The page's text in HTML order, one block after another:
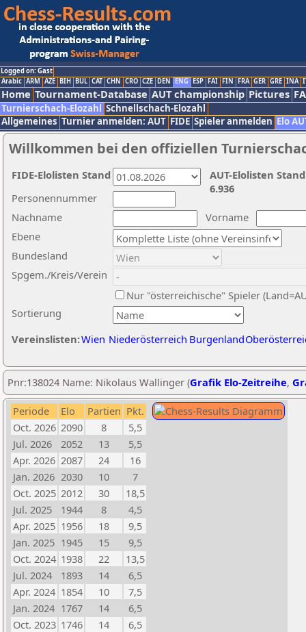
Logged on: Gast
Arabic ARM AZE BIH BUL CAT CHN CRO CZE DEN ENG ESP FAI FIN FRA GER GRE INA
Home Tournament-Database AUT championship Pictures
Turnierschach-Elozahl Schnellschach-Elozahl
Allgemeines Turnier anmelden: AUT FIDE Spieler anmelden Elo
Willkommen bei den offiziellen
Nachname
Vorname
Ebene
Sortierung
Personennummer
Bundesland
Spgem./Kreis/Verein
Nur "österreichische" Spieler
Vereinslisten:Wien Niederösterreich Burgenland
AUT-Elolisten
6.936
FIDE-Elolisten Stand
Pnr:138024 Name: Nikolaus Wallinger (Grafik Elo-Zeitreihe,
Periode Elo Partien Pkt.
Oct. 2026 2090 8
5,5
Jul. 2026
2052 13
5,5
Apr. 2026 2087 24
16
Jan. 2026 2030 10
7
Oct. 2025 2012 30
18,5
Jul. 2025
1944 8
4,5
Apr. 2025 1956 18
9,5
Jan. 2025 1945 15
9,5
Oct. 2024 1938 22
13,5
Jul. 2024
1893 14
6,5
Apr. 2024 1854 10
7,5
Jan. 2024 1767 14
6,5
Oct. 2023 1746 14
6,5